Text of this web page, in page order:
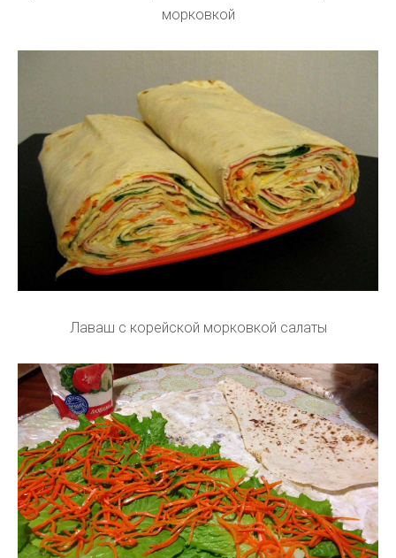
морковкой
Лаваш с корейской морковкой салаты